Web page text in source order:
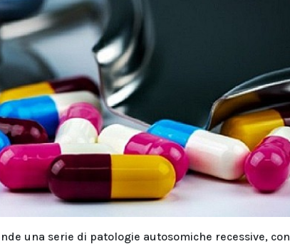
una serie di patologie autosomiche recessive, con